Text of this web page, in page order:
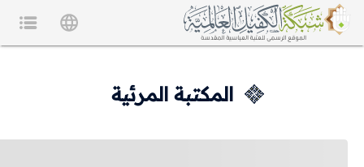
المكتبة المرئية